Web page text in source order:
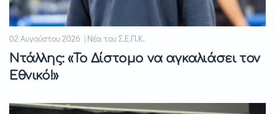
02 Αυγούστου 2026 | Νέα του Σ.Ε.Π.Κ.
Ντάλλης: «Το Δίστομο να αγκαλιάσει τον
Εθνικό!»